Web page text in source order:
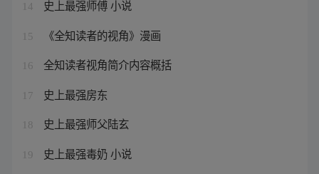
14 史上最强师傅 小说
15 《全知读者的视角》漫画
16 全知读者视角简介内容概括
17 史上最强房东
18 史上最强师父陆玄
19 史上最强毒奶 小说